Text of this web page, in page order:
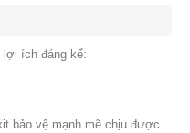
lợi ích đáng kể:
bảo vệ mạnh mẽ chịu được